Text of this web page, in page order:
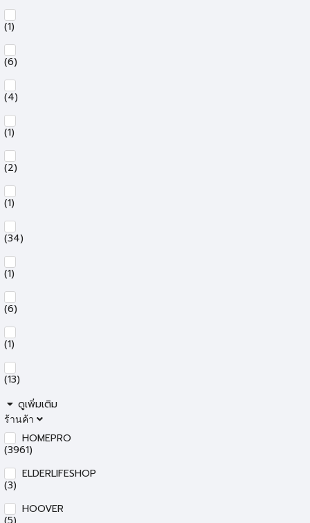
(1)
(6)
(4)
(1)
(2)
(1)
(34)
(1)
(6)
(1)
(13)
ดูเพิ่มเติม
ร้านค้า
HOMEPRO
(3961)
ELDERLIFESHOP
(3)
HOOVER